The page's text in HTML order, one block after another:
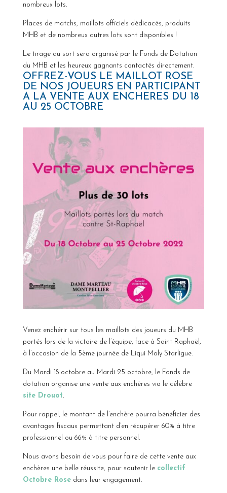
nombreux lots.
Places de matchs, maillots officiels dédicacés, produits
MHB et de nombreux autres lots sont disponibles !
Le tirage au sort sera organisé par le Fonds de Dotation
du MHB et les heureux gagnants contactés directement.
OFFREZ-VOUS LE MAILLOT ROSE
DE NOS JOUEURS EN PARTICIPANT
A LA VENTE AUX ENCHERES DU 18
AU 25 OCTOBRE
Venez enchérir sur tous les maillots des joueurs du MHB
portés lors de la victoire de l’équipe, face à Saint Raphaël,
à l’occasion de la 5ème journée de Liqui Moly Starligue.
Du Mardi 18 octobre au Mardi 25 octobre, le Fonds de
dotation organise une vente aux enchères via le célèbre
site Drouot.
Pour rappel, le montant de l’enchère pourra bénéficier des
avantages fiscaux permettant d’en récupérer 60% à titre
professionnel ou 66% à titre personnel.
Nous avons besoin de vous pour faire de cette vente aux
enchères une belle réussite, pour soutenir le collectif
Octobre Rosedans leur engagement.